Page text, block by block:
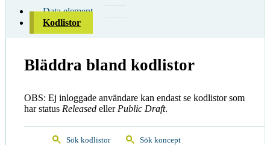
Data element
Kodlistor
Bläddra bland kodlistor
OBS: Ej inloggade användare kan endast se kodlistor som
har status Released eller Public Draft.
Sök kodlistor Sök koncept